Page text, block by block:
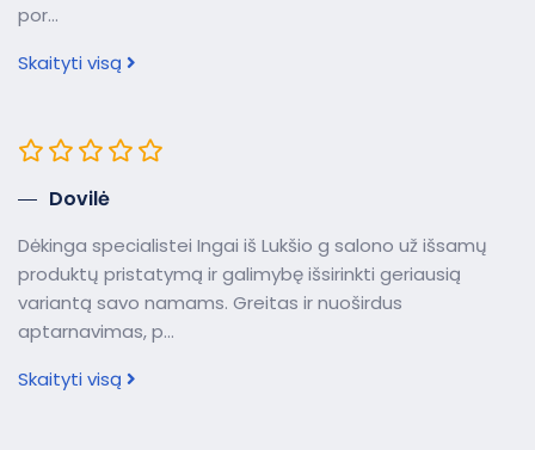
por...
Skaityti visą
Dovilė
Dėkinga specialistei Ingai iš Lukšio g salono už išsamų
produktų pristatymą ir galimybę išsirinkti geriausią
variantą savo namams. Greitas ir nuoširdus
aptarnavimas, p...
Skaityti visą